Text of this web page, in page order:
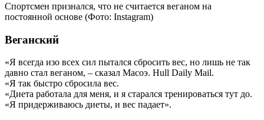
Спортсмен признался, что не считается веганом на
постоянной основе (Фото: Instagram)
Веганский
«Я всегда изо всех сил пытался сбросить вес, но лишь не так
давно стал веганом, – сказал Масоэ. Hull Daily Mail.
«Я так быстро сбросила вес.
«Диета работала для меня, и я старался тренироваться тут до.
«Я придерживаюсь диеты, и вес падает».